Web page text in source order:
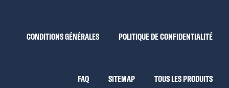
CONDITIONS GÉNÉRALES POLITIQUE DE CONFIDENTIALITÉ
FAQ SITEMAP TOUS LES PRODUITS